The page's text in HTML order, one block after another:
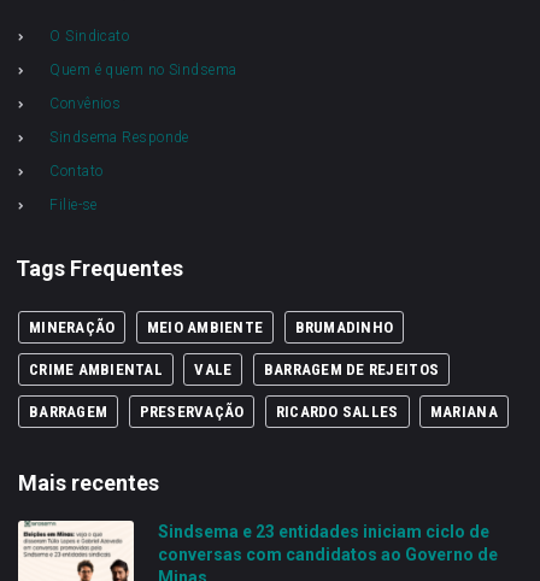
O Sindicato
Quem é quem no Sindsema
Convênios
Sindsema Responde
Contato
Filie-se
Tags Frequentes
MINERAÇÃO MEIO AMBIENTE BRUMADINHO
CRIME AMBIENTAL VALE BARRAGEM DE REJEITOS
BARRAGEM PRESERVAÇÃO RICARDO SALLES MARIANA
Mais recentes
Sindsema e 23 entidades iniciam ciclo de
conversas com candidatos ao Governo de